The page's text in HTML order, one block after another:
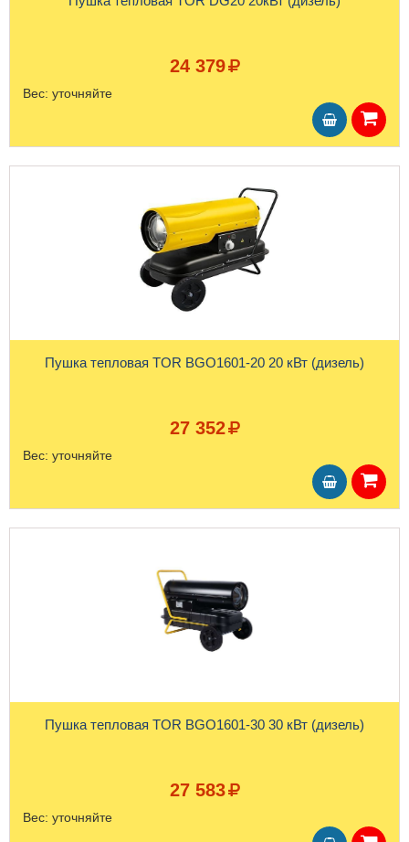
24 379
Вес: уточняйте
Пушка тепловая TOR BGO1601-20 20 кВт (дизель)
27 352
Вес: уточняйте
Пушка тепловая TOR BGO1601-30 30 кВт (дизель)
27 583
Вес: уточняйте